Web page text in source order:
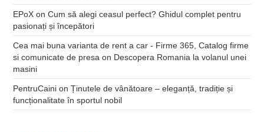
EPoX onCum să alegi ceasul perfect? Ghidul complet pentru
pasionați și începători
Cea mai buna varianta de rent a car - Firme 365, Catalog firme
si comunicate de presa on Descopera Romania la volanul unei
masini
PentruCaini onȚinutele de vânătoare – eleganță, tradiție și
funcționalitate în sportul nobil